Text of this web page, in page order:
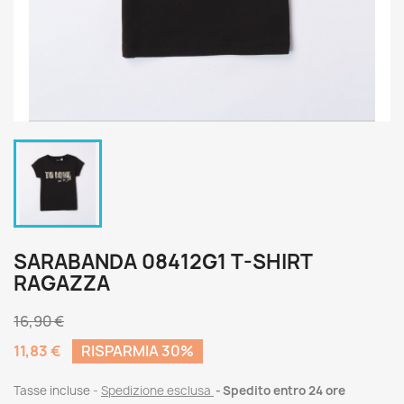
SARABANDA 08412G1 T-SHIRT
RAGAZZA
16,90 €
11,83 €
RISPARMIA 30%
Tasse incluse Spedizione esclusa Spedito entro 24 ore